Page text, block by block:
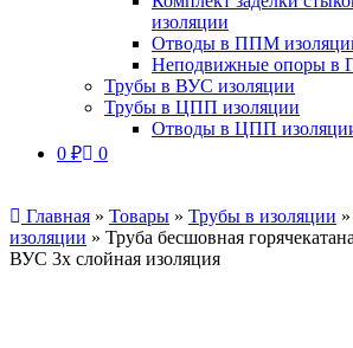
изоляции
Отводы в ППМ
Неподвижные опоры в
Трубы в ВУС изоляции
Трубы в ЦПП изоляции
Отводы в ЦПП
0 ₽ 0
Главная » Товары » Трубы в изоляции »
изоляции » Труба бесшовная
ВУС 3х слойная изоляция